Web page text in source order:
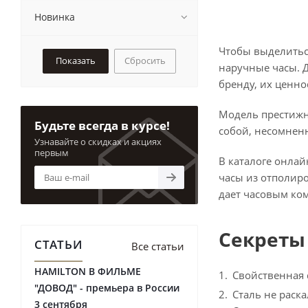
Чтобы
наручные часы.
бренду, их
Модель
собой,
В каталоге
часы из
дает часовым
Сталь не
DS Powermatic
DS Premium
DS Prime
DS Queen
DS Rookie
DS Royal
DS Spel
DS Tradition
DS Trust
DS-1
DS-2
Новинка
Сбросить
Будьте всегда в курсе!
Узнавайте о скидках и акциях
первым
СТАТЬИ Все статьи
HAMILTON В ФИЛЬМЕ
"ДОВОД" - премьера в России
3 сентября